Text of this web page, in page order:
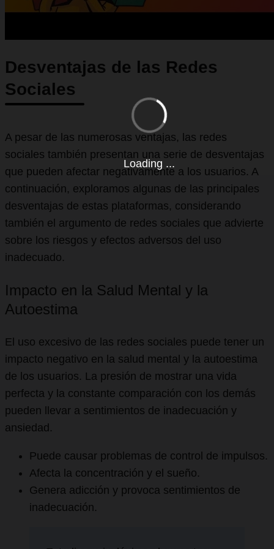
Desventajas de las Redes
Sociales
A pesar de las numerosas ventajas, las redes
sociales también presentan una serie de desventajas
que pueden afectar negativamente a los usuarios. A
continuación, exploramos algunas de las principales
desventajas de estas plataformas, considerando
también el argumento de redes sociales que advierte
sobre los riesgos y efectos adversos del uso
inadecuado.
Impacto en la Salud Mental y la
Autoestima
El uso excesivo de las redes sociales puede tener un
impacto negativo en la salud mental y la autoestima
de los usuarios. La presión de mostrar una vida
perfecta y la constante comparación con los demás
pueden llevar a sentimientos de inadecuación y
ansiedad.
Puede causar problemas de control de impulsos.
Afecta la concentración y el sueño.
Genera adicción y provoca sentimientos de
inadecuación.
Loading ...